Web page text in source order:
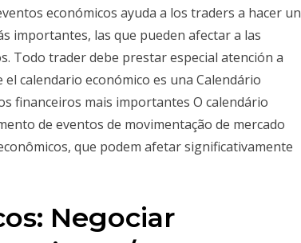
económicos ayuda a los traders a hacer un
importantes, las que pueden afectar a las
Todo trader debe prestar especial atención a
calendario económico es una Calendário
financeiros mais importantes O calendário
de eventos de movimentação de mercado
que podem afetar significativamente
Negociar